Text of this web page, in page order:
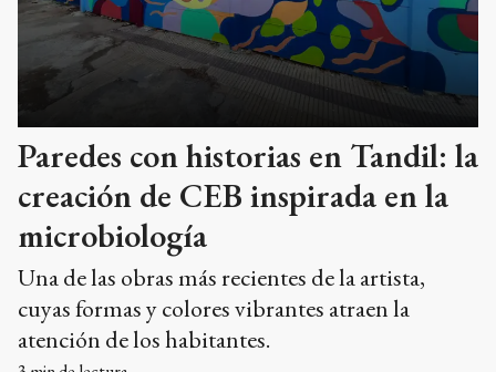
Paredes con historias en Tandil: la
creación de CEB inspirada en la
microbiología
Una de las obras más recientes de la artista,
cuyas formas y colores vibrantes atraen la
atención de los habitantes.